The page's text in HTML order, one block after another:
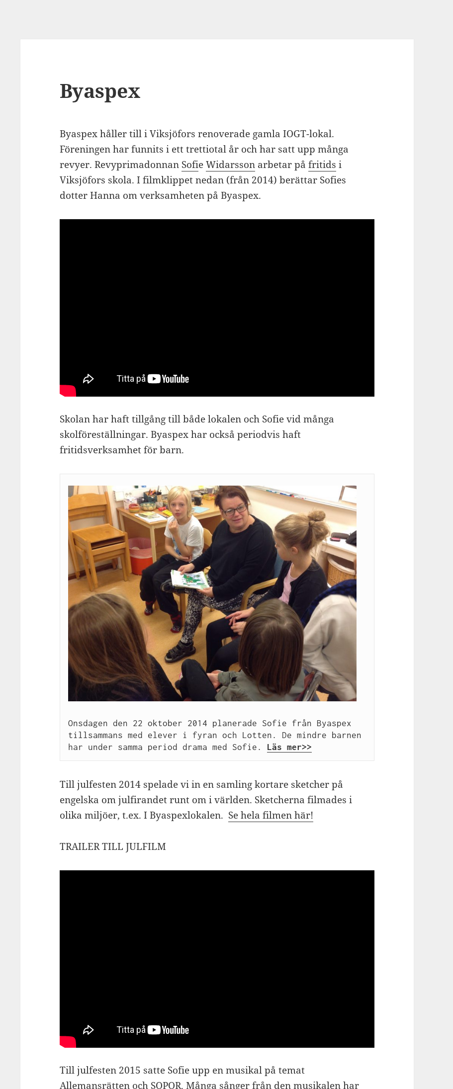
Byaspex
Byaspex håller till i Viksjöfors renoverade gamla IOGT-lokal.
Föreningen har funnits i ett trettiotal år och har satt upp många
revyer. Revyprimadonnan SofieWidarsson arbetar påfritids i
Viksjöfors skola. I filmklippet nedan (från 2014) berättar Sofies
dotter Hanna om verksamheten på Byaspex.
Skolan har haft tillgång till både lokalen och Sofie vid många
skolföreställningar. Byaspex har också periodvis haft
fritidsverksamhet för barn.
Onsdagen den 22 oktober 2014 planerade Sofie från Byaspex
tillsammans med elever i fyran och Lotten. De mindre barnen
har under samma period drama med Sofie. Läs mer>>
Till julfesten 2014 spelade vi in en samling kortare sketcher på
engelska om julfirandet runt om i världen. Sketcherna filmades i
olika miljöer, t.ex. I Byaspexlokalen. Se hela filmen här!
TRAILER TILL JULFILM
Till julfesten 2015 satte Sofie upp en musikal på temat
Allemansrätten och SOPOR. Många sånger från den musikalen har